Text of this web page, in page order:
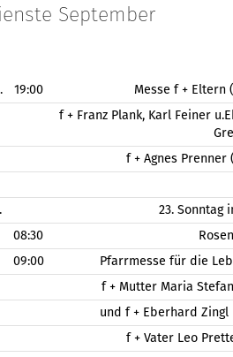
September
19:00
Messe f + Eltern
f + Franz Plank, Karl Feiner
f + Agnes Prenner
23. Sonntag
08:30
09:00
Pfarrmesse für die
f + Mutter Maria
und f + Eberhard Zingl
f + Vater Leo